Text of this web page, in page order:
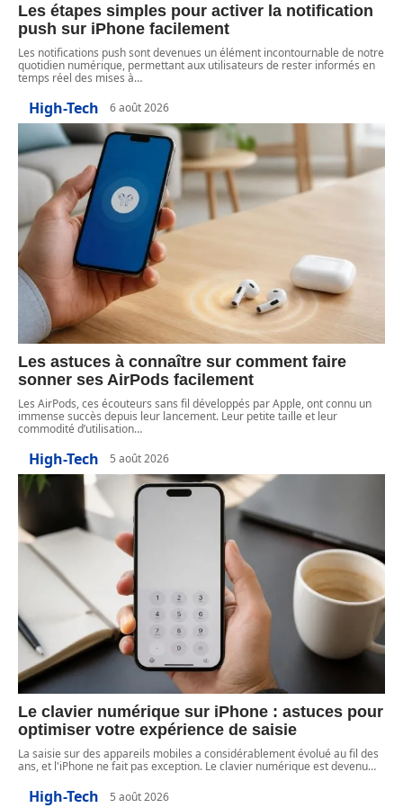
Les étapes simples pour activer la notification
push sur iPhone facilement
Les notifications push sont devenues un élément incontournable de notre
quotidien numérique, permettant aux utilisateurs de rester informés en
temps réel des mises à…
High-Tech 6 août 2026
Les astuces à connaître sur comment faire
sonner ses AirPods facilement
Les AirPods, ces écouteurs sans fil développés par Apple, ont connu un
immense succès depuis leur lancement. Leur petite taille et leur
commodité d’utilisation…
High-Tech 5 août 2026
Le clavier numérique sur iPhone : astuces pour
optimiser votre expérience de saisie
La saisie sur des appareils mobiles a considérablement évolué au fil des
ans, et l'iPhone ne fait pas exception. Le clavier numérique est devenu…
High-Tech 5 août 2026